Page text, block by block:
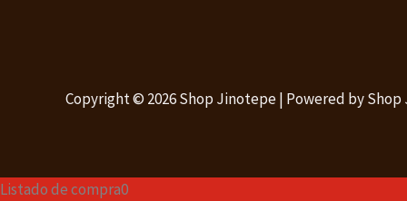
Copyright © 2026 Shop Jinotepe | Powered by
Listado de compra0